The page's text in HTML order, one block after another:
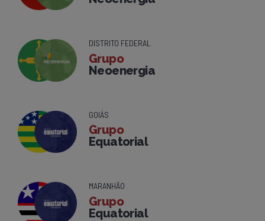
DISTRITO FEDERAL
Grupo
Neoenergia
GOIÁS
Grupo
Equatorial
MARANHÃO
Grupo
Equatorial